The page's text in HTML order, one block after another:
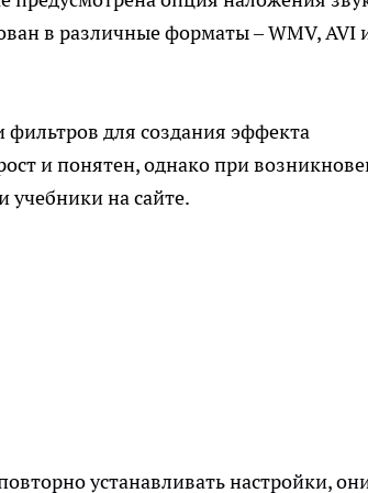
в различные форматы – WMV, AVI
для создания эффекта
и понятен, однако при
на сайте.
устанавливать настройки,